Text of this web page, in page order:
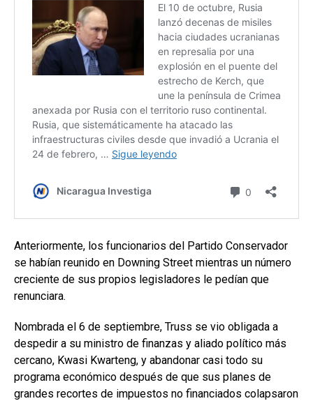
Anteriormente, los funcionarios del Partido Conservador
se habían reunido en Downing Street mientras un número
creciente de sus propios legisladores le pedían que
renunciara.
Nombrada el 6 de septiembre, Truss se vio obligada a
despedir a su ministro de finanzas y aliado político más
cercano, Kwasi Kwarteng, y abandonar casi todo su
programa económico después de que sus planes de
grandes recortes de impuestos no financiados colapsaron